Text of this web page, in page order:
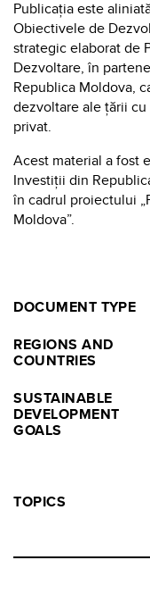
Publicația este
Obiectivele de
strategic elaborat de
Dezvoltare, în
Republica Moldova,
dezvoltare ale țării
privat.
Acest material a fost
Investiții din
în cadrul proiectului
Moldova”.
DOCUMENT TYPE
REGIONS AND
COUNTRIES
SUSTAINABLE
DEVELOPMENT
GOALS
TOPICS